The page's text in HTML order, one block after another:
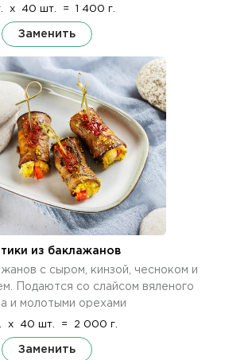
x 40 шт. = 1 400 г.
Заменить
из баклажанов
с сыром, кинзой, чесноком и
Подаются со слайсом вяленого
и молотыми орехами
x 40 шт. = 2 000 г.
Заменить